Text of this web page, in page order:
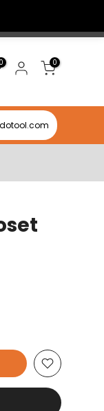
0 0